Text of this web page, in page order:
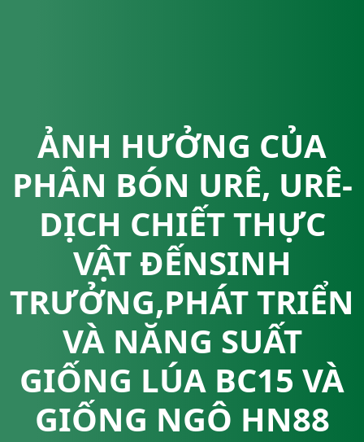
ẢNH HƯỞNG CỦA
PHÂN BÓN URÊ, URÊ-
DỊCH CHIẾT THỰC
VẬT ĐẾNSINH
TRƯỞNG,PHÁT TRIỂN
VÀ NĂNG SUẤT
GIỐNG LÚA BC15 VÀ
GIỐNG NGÔ HN88